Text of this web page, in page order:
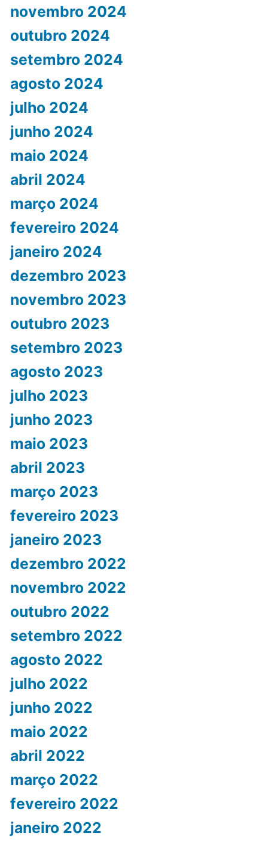
novembro 2024
outubro 2024
setembro 2024
agosto 2024
julho 2024
junho 2024
maio 2024
abril 2024
março 2024
fevereiro 2024
janeiro 2024
dezembro 2023
novembro 2023
outubro 2023
setembro 2023
agosto 2023
julho 2023
junho 2023
maio 2023
abril 2023
março 2023
fevereiro 2023
janeiro 2023
dezembro 2022
novembro 2022
outubro 2022
setembro 2022
agosto 2022
julho 2022
junho 2022
maio 2022
abril 2022
março 2022
fevereiro 2022
janeiro 2022